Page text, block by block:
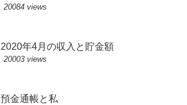
20084 views
2020年4月の収入と貯金額
20003 views
預金通帳と私